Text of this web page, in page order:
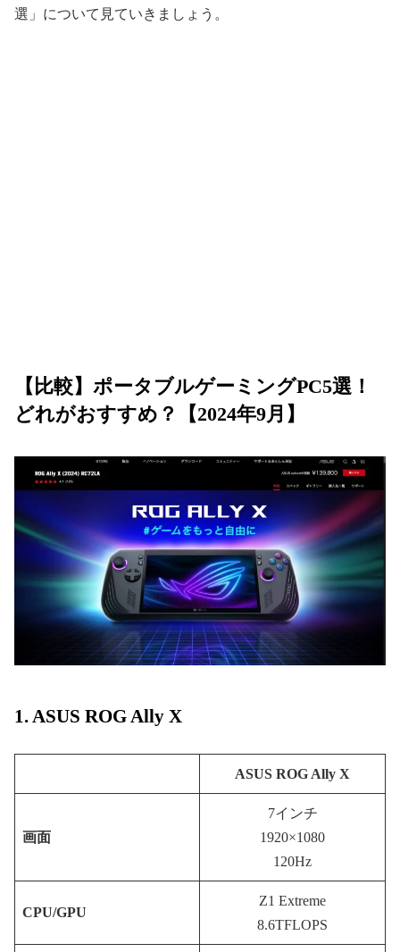
選」について見ていきましょう。
【比較】ポータブルゲーミングPC5選！
どれがおすすめ？【2024年9月】
1. ASUS ROG Ally X
ASUS ROG Ally X
画面
7インチ
1920×1080
120Hz
CPU/GPU
Z1 Extreme
8.6TFLOPS